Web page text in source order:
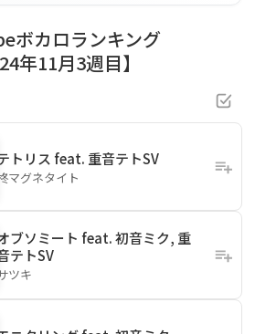
ボカロランキング
年11月3週目】
トリス feat. 重音テトSV
マグネタイト
ブソミート feat. 初音ミク, 重
テトSV
ツキ